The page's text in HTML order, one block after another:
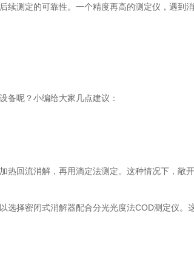
定的可靠性。一个精度再高的测定仪，遇到
呢？小编给大家几点建议：
流消解，再用滴定法测定。这种情况下，敞开
密闭式消解器配合分光光度法COD测定仪。